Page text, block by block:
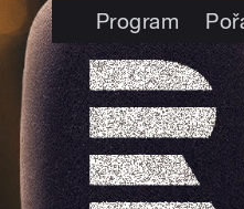
Program